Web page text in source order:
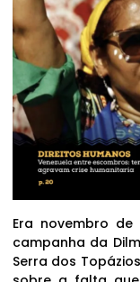
Era novembro de
campanha da
Serra dos